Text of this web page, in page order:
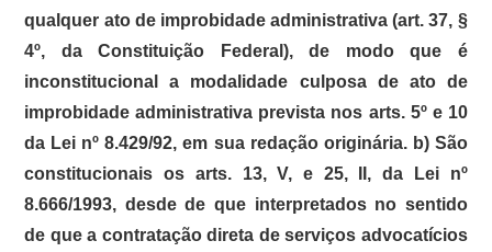
qualquer ato de improbidade administrativa (art. 37, §
4º, da Constituição Federal), de modo que é
inconstitucional a modalidade culposa de ato de
improbidade administrativa prevista nos arts. 5º e 10
da Lei nº 8.429/92, em sua redação originária. b) São
constitucionais os arts. 13, V, e 25, II, da Lei nº
8.666/1993, desde de que interpretados no sentido
de que a contratação direta de serviços advocatícios